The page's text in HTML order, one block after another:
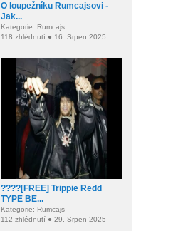
O loupežníku Rumcajsovi -
Jak...
Kategorie: Rumcajs
118 zhlédnutí ● 16. Srpen 2025
????[FREE] Trippie Redd
TYPE BE...
Kategorie: Rumcajs
112 zhlédnutí ● 29. Srpen 2025